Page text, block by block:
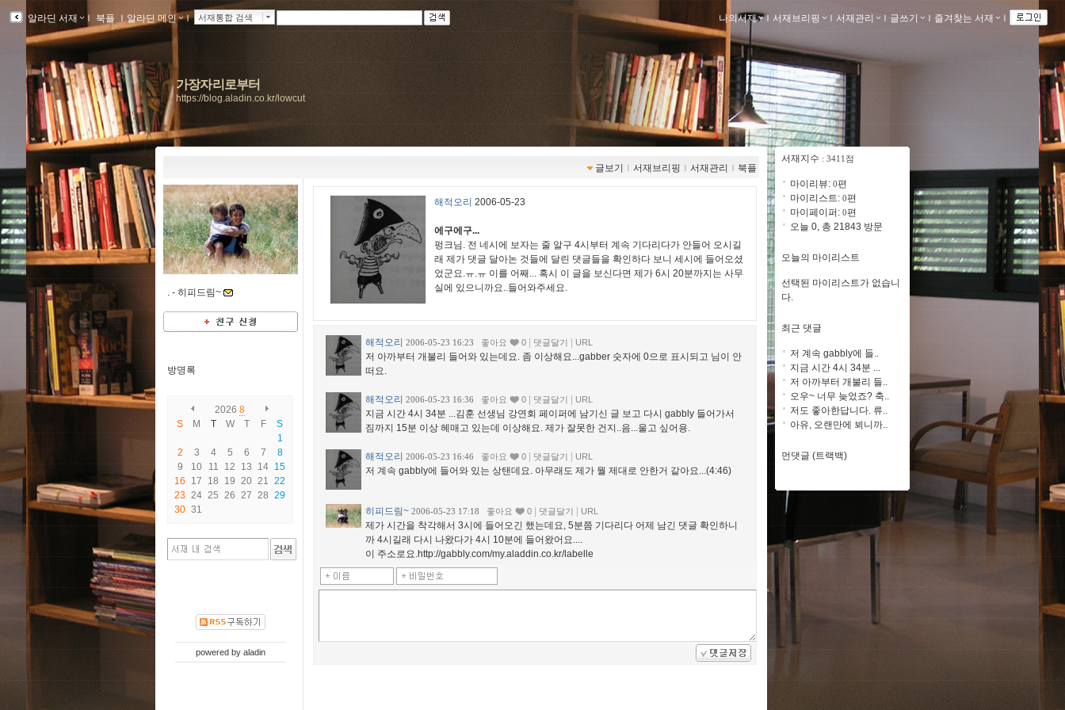
알라딘 서재 ｌ 북플 ｌ알라딘 메인 ｌ 서재통합 검색 나의서재 ｌ 서재브리핑 ｌ 서재관리 ｌ 글쓰기 ｌ 즐겨찾는 서재 ｌ
가장자리로부터
https://blog.aladin.co.kr/lowcut
글보기 ｌ 서재브리핑 ｌ 서재관리 ｌ 북플
. - 히피드림~
방명록
2026 8
S
M T W T F
S
1
2
3 4 5 6 7
8
9
10 11 12 13 14 15
16
17 18 19 20 21 22
23 24 25 26 27 28 29
30 31
powered by aladin
해적오리 2006-05-23
에구에구...
펑크님. 전 네시에 보자는 줄 알구 4시부터 계속 기다리다가 안들어 오시길
래 제가 댓글 달아논 것들에 달린 댓글들을 확인하다 보니 세시에 들어오셨
었군요.ㅠ.ㅠ 이를 어째... 혹시 이 글을 보신다면 제가 6시 20분까지는 사무
실에 있으니까요..들어와주세요.
해적오리 2006-05-23 16:23 좋아요 0 댓글달기 URL
저 아까부터 개불리 들어와 있는데요. 좀 이상해요...gabber 숫자에 0으로 표시되고 님이 안
떠요.
해적오리 2006-05-23 16:36 좋아요 0 댓글달기 URL
지금 시간 4시 34분 ...김훈 선생님 강연회 페이퍼에 남기신 글 보고 다시 gabbly 들어가서
짐까지 15분 이상 헤매고 있는데 이상해요. 제가 잘못한 건지..음...울고 싶어용.
해적오리 2006-05-23 16:46 좋아요 0 댓글달기 URL
저 계속 gabbly에 들어와 있는 상탠데요. 아무래도 제가 뭘 제대로 안한거 같아요...(4:46)
히피드림~ 2006-05-23 17:18 좋아요 0 댓글달기 URL
제가 시간을 착각해서 3시에 들어오긴 했는데요, 5분쯤 기다리다 어제 남긴 댓글 확인하니
까 4시길래 다시 나왔다가 4시 10분에 들어왔어요....
이 주소로요.http://gabbly.com/my.aladdin.co.kr/labelle
서재지수 : 3411점
마이리뷰: 0편
마이리스트: 0편
마이페이퍼: 0편
오늘 0, 총 21843 방문
오늘의 마이리스트
선택된 마이리스트가 없습니
다.
최근 댓글
저 계속 gabbly에 들..
지금 시간 4시 34분 ...
저 아까부터 개불리 들..
오우~ 너무 늦었죠? 축..
저도 좋아한답니다. 류..
아유, 오랜만에 뵈니까..
먼댓글 (트랙백)